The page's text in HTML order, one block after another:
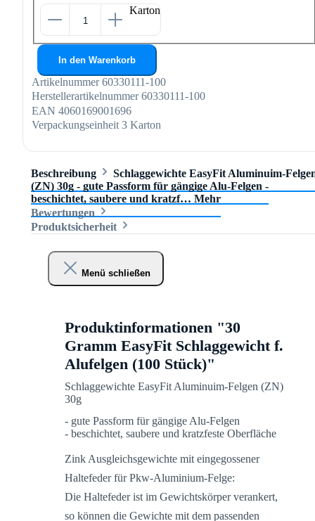
Karton
In den Warenkorb
Artikelnummer 60330111-100
Herstellerartikelnummer 60330111-100
EAN 4060169001696
Verpackungseinheit 3 Karton
Beschreibung
Schlaggewichte EasyFit Aluminuim-
(ZN) 30g - gute Passform für gängige Alu-Felgen -
beschichtet, saubere und kratzf… Mehr
Bewertungen
Produktsicherheit
Menü schließen
Produktinformationen "30
Gramm EasyFit Schlaggewicht f.
Alufelgen (100 Stück)"
Schlaggewichte EasyFit Aluminuim-Felgen (ZN)
30g
- gute Passform für gängige Alu-Felgen
- beschichtet, saubere und kratzfeste Oberfläche
Zink Ausgleichsgewichte mit eingegossener
Haltefeder für Pkw-Aluminium-Felge:
Die Haltefeder ist im Gewichtskörper verankert,
so können die Gewichte mit dem passenden